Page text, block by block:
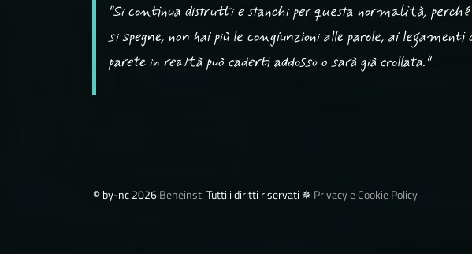
"Si continua distrutti e stanchi per questa normalità, perché
si spegne, non hai più le congiunzioni alle parole, ai legamenti
parete in realtà può caderti addosso o sarà già crollata."
©️ by-nc 2026Beneinst.Tutti i diritti riservati ✵ Privacy e Cookie Policy